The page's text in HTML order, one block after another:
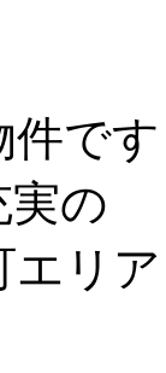
件で
実の
エリ